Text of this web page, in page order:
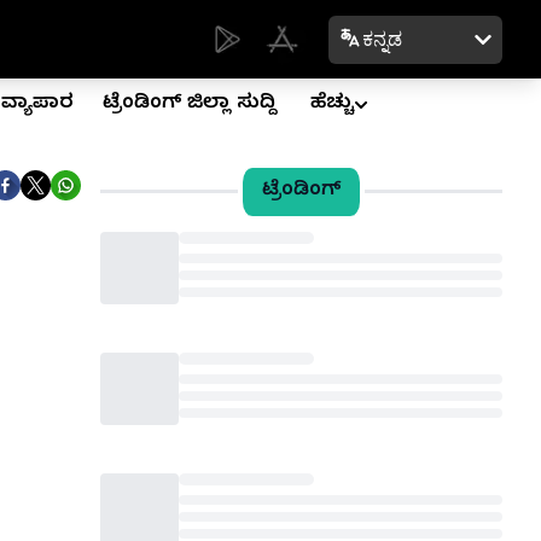
ಕನ್ನಡ
ವ್ಯಾಪಾರ ಟ್ರೆಂಡಿಂಗ್ ಜಿಲ್ಲಾ ಸುದ್ದಿ ಹೆಚ್ಚು
ಟ್ರೆಂಡಿಂಗ್